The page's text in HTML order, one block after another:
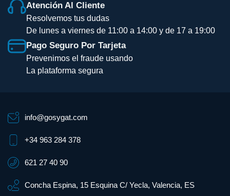
Atención Al Cliente
Resolvemos tus dudas
De lunes a viernes de 11:00 a 14:00 y de 17 a 19:00
Pago Seguro Por Tarjeta
Prevenimos el fraude usando
La plataforma segura
info@gosygat.com
+34 963 284 378
621 27 40 90
Concha Espina, 15 Esquina C/ Yecla, Valencia, ES